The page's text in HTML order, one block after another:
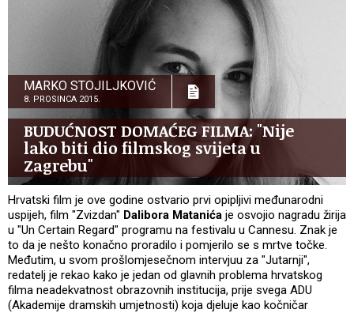
MARKO STOJILJKOVIĆ
8. PROSINCA 2015.
BUDUĆNOST DOMAĆEG FILMA: "Nije
lako biti dio filmskog svijeta u
Zagrebu"
Hrvatski film je ove godine ostvario prvi opipljivi međunarodni
uspijeh, film "Zvizdan" Dalibora Matanića je osvojio nagradu žirija
u "Un Certain Regard" programu na festivalu u Cannesu. Znak je
to da je nešto konačno proradilo i pomjerilo se s mrtve točke.
Međutim, u svom prošlomjesečnom intervjuu za "Jutarnji",
redatelj je rekao kako je jedan od glavnih problema hrvatskog
filma neadekvatnost obrazovnih institucija, prije svega ADU
(Akademije dramskih umjetnosti) koja djeluje kao kočničar